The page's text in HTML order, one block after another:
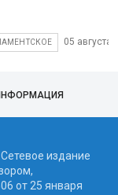
05 августа
издание
от 25 января